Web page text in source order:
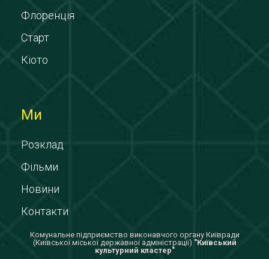
Флоренція
Старт
Кіото
Ми
Розклад
Фільми
Новини
Контакти
Комунальне підприємство виконавчого органу Київради
(Київської міської державної адміністрації) "Київський
культурний кластер"